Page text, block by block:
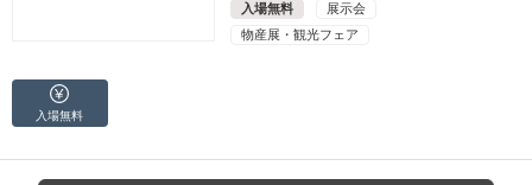
入場無料
展示会
物産展・観光フェア
入場無料